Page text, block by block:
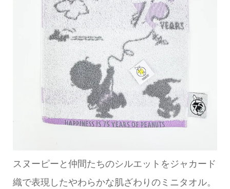
スヌーピーと仲間たちのシルエットをジャカード
織で表現したやわらかな肌ざわりのミニタオル。